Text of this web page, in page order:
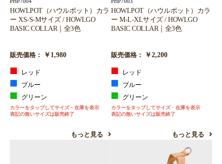
HOWLPOT（ハウルポット）カラ
ー XS-S-Mサイズ / HOWLGO
BASIC COLLAR｜全3色
販売価格： ￥1,980
レッド
ブルー
グリーン
カラーをタップしてサイズ・在庫を表示
表記の無いサイズは販売終了
もっと見る
HOWLPOT（ハウルポット）カラ
ー M-L-XLサイズ / HOWLGO
BASIC COLLAR｜全3色
販売価格： ￥2,200
レッド
ブルー
グリーン
カラーをタップしてサイズ・在庫を表示
表記の無いサイズは販売終了
もっと見る